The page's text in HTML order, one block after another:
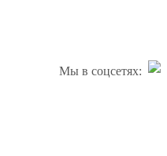
Мы в соцсетях: